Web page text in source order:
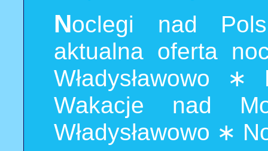
Noclegi nad
aktualna oferta
Władysławowo
∗
Wakacje nad
Władysławowo ∗